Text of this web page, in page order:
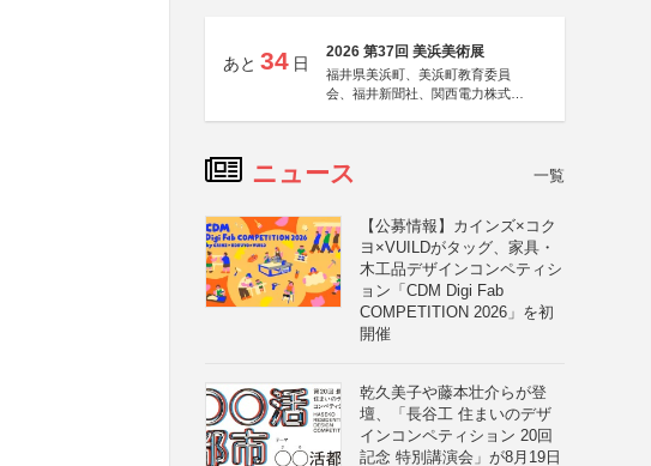
あと 34 日
2026 第37回 美浜美術展
福井県美浜町、美浜町教育委員
会、福井新聞社、関西電力株式会
ニュース 一覧
【公募情報】カインズ×コク
ヨ×VUILDがタッグ、家具・
木工品デザインコンペティシ
ョン「CDM Digi Fab
COMPETITION 2026」を初
開催
乾久美子や藤本壮介らが登
壇、「長谷工 住まいのデザ
インコンペティション 20回
記念 特別講演会」が8月19日